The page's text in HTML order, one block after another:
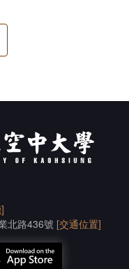
北路436號 [交通位置]